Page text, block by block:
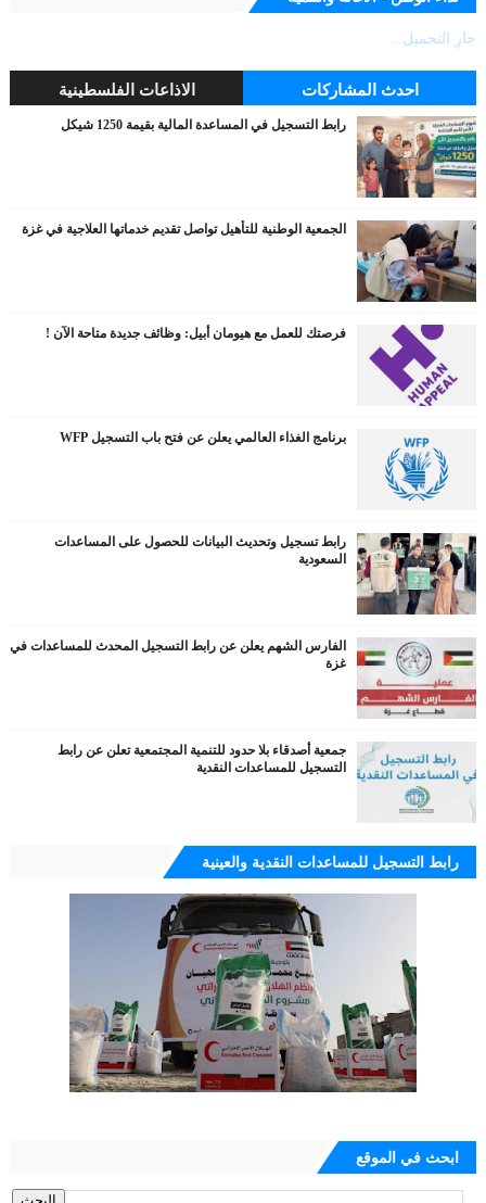
جارٍ التحميل...
احدث المشاركات الاذاعات الفلسطينية
رابط التسجيل في المساعدة المالية بقيمة 1250 شيكل
الجمعية الوطنية للتأهيل تواصل تقديم خدماتها العلاجية في غزة
فرصتك للعمل مع هيومان أبيل: وظائف جديدة متاحة الآن !
برنامج الغذاء العالمي يعلن عن فتح باب التسجيل WFP
رابط تسجيل وتحديث البيانات للحصول على المساعدات
السعودية
الفارس الشهم يعلن عن رابط التسجيل المحدث للمساعدات في
غزة
جمعية أصدقاء بلا حدود للتنمية المجتمعية تعلن عن رابط
التسجيل للمساعدات النقدية
رابط التسجيل للمساعدات النقدية والعينية
ابحث في الموقع